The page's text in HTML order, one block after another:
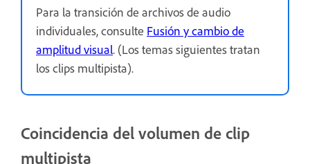
Para la transición de archivos de audio
individuales, consulte Fusión y cambio de
amplitud visual. (Los temas siguientes tratan
los clips multipista).
Coincidencia del volumen de clip
multipista